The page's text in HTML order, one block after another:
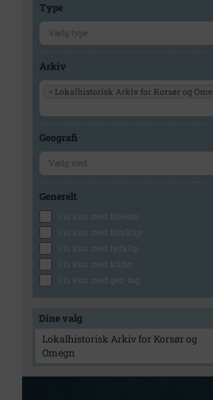
Type
Arkiv
× Lokalhistorisk Arkiv for Korsør og Omegn
Geografi
Generelt
Vis kun med billeder
Vis kun med filmklip
Vis kun med lydklip
Vis kun med kilder
Vis kun med geo-tag
Dine valg
Lokalhistorisk Arkiv for Korsør og
Omegn